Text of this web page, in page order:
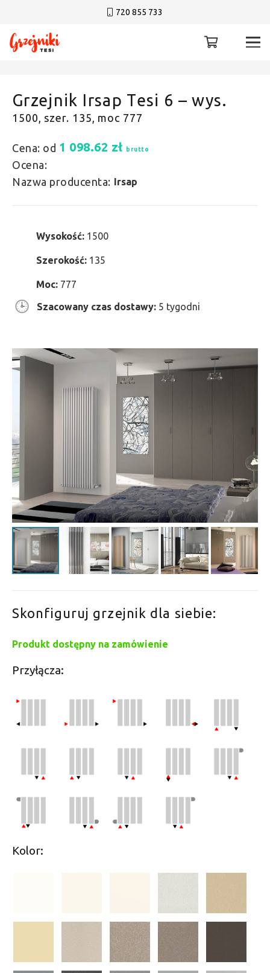
720 855 733
Grzejnik Irsap Tesi 6 – wys.
1500, szer. 135, moc 777
Cena: od 1 098.62 zł brutto
Ocena:
Nazwa producenta: Irsap
Wysokość: 1500
Szerokość: 135
Moc: 777
Szacowany czas dostawy: 5 tygodni
Skonfiguruj grzejnik dla siebie:
Produkt dostępny na zamówienie
Przyłącza:
Kolor: